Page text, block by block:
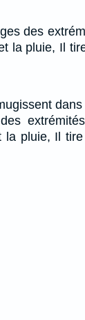
des
la pluie, Il
la pluie, Il